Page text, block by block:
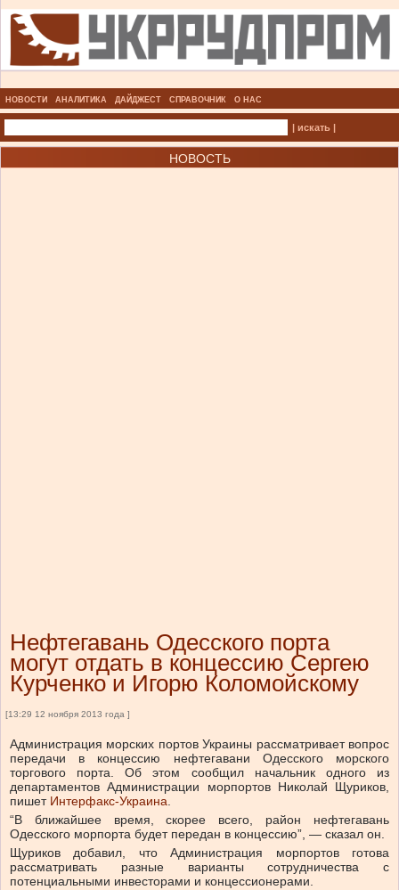
НОВОСТИ АНАЛИТИКА ДАЙДЖЕСТ СПРАВОЧНИК О НАС
| искать |
НОВОСТЬ
Нефтегавань Одесского порта
могут отдать в концессию Сергею
Курченко и Игорю Коломойскому
[13:29 12 ноября 2013 года ]
Администрация морских портов Украины рассматривает вопрос
передачи в концессию нефтегавани Одесского морского
торгового порта. Об этом сообщил начальник одного из
департаментов Администрации морпортов Николай Щуриков,
пишет Интерфакс-Украина.
“В ближайшее время, скорее всего, район нефтегавань
Одесского морпорта будет передан в концессию”, — сказал он.
Щуриков добавил, что Администрация морпортов готова
рассматривать разные варианты сотрудничества с
потенциальными инвесторами и концессионерами.